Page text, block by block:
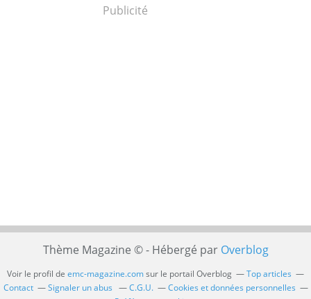
Publicité
Thème Magazine © - Hébergé par Overblog
Voir le profil de emc-magazine.comsur le portail Overblog
Top articles
Contact
Signaler un abus C.G.U.
Cookies et données personnelles